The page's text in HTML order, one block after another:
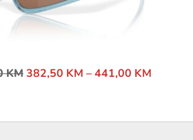
KM382,50 KM –441,00 KM